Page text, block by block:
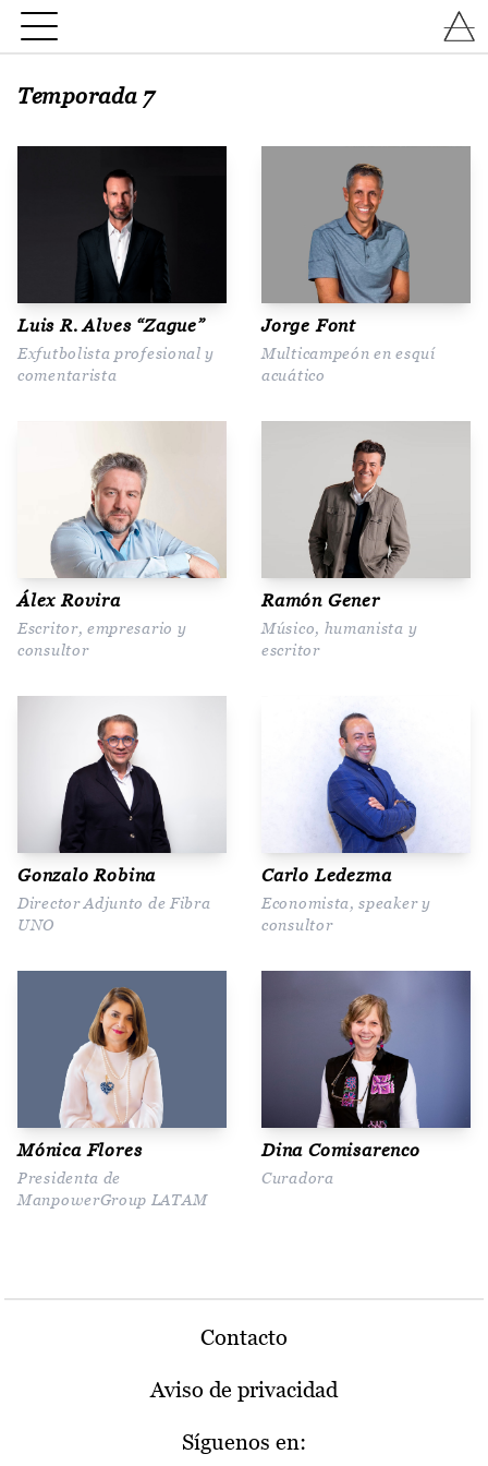
Temporada 7
Luis R. Alves “Zague”
Exfutbolista profesional y
comentarista
Jorge Font
Multicampeón en esquí
acuático
Álex Rovira
Escritor, empresario y
consultor
Ramón Gener
Músico, humanista y
escritor
Gonzalo Robina
Director Adjunto de Fibra
UNO
Carlo Ledezma
Economista, speaker y
consultor
Mónica Flores
Presidenta de
ManpowerGroup LATAM
Dina Comisarenco
Curadora
Contacto
Aviso de privacidad
Síguenos en: